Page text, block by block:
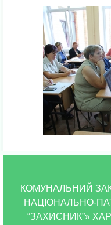
КОМУНАЛЬНИЙ
НАЦІОНАЛЬНО-
“ЗАХИСНИК”»